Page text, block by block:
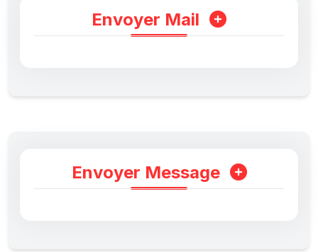
Envoyer Mail
Envoyer Message